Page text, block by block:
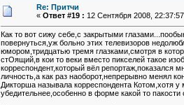
Re: Притчи
« Ответ #19 : 12 Сентября 2008,
Как то вот сижу себе,с закрытыми
повернуться,уж больно этих телевизоров
юмором,тридцатью тремя глазками,смотря в
стОящий,в кои то веки вместо пикселей такое
корреспондент,который вёл репортаж,показался
личность,а как раз наоборот,непрерывно менял
Дикторша называла корреспондента Котом,хотя у
убедительнее,особенно в форме какой то